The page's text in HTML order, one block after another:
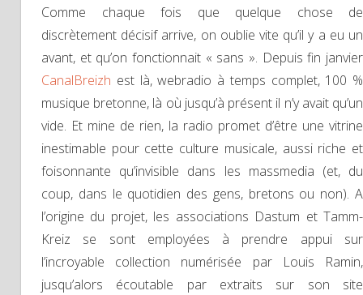
Comme chaque fois que quelque chose de
discrètement décisif arrive, on oublie vite qu’il y a eu un
avant, et qu’on fonctionnait « sans ». Depuis fin janvier
CanalBreizh est là, webradio à temps complet, 100 %
musique bretonne, là où jusqu’à présent il n’y avait qu’un
vide. Et mine de rien, la radio promet d’être une vitrine
inestimable pour cette culture musicale, aussi riche et
foisonnante qu’invisible dans les massmedia (et, du
coup, dans le quotidien des gens, bretons ou non). A
l’origine du projet, les associations Dastum et Tamm-
Kreiz se sont employées à prendre appui sur
l’incroyable collection numérisée par Louis Ramin,
jusqu’alors écoutable par extraits sur son site